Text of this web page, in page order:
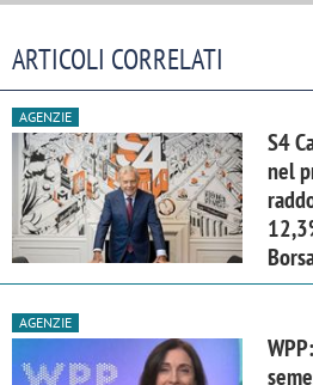
ARTICOLI CORRELATI
AGENZIE
S4
nel
AGENZIE